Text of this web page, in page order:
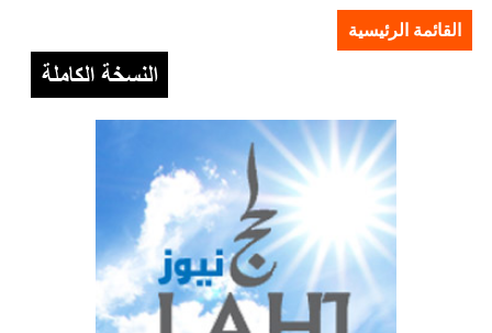
القائمة الرئيسية